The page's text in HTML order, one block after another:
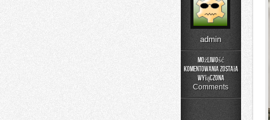
admin
Możliwość
komentowania
Poradniki
Użytkownika
została
wyłączona
Comments